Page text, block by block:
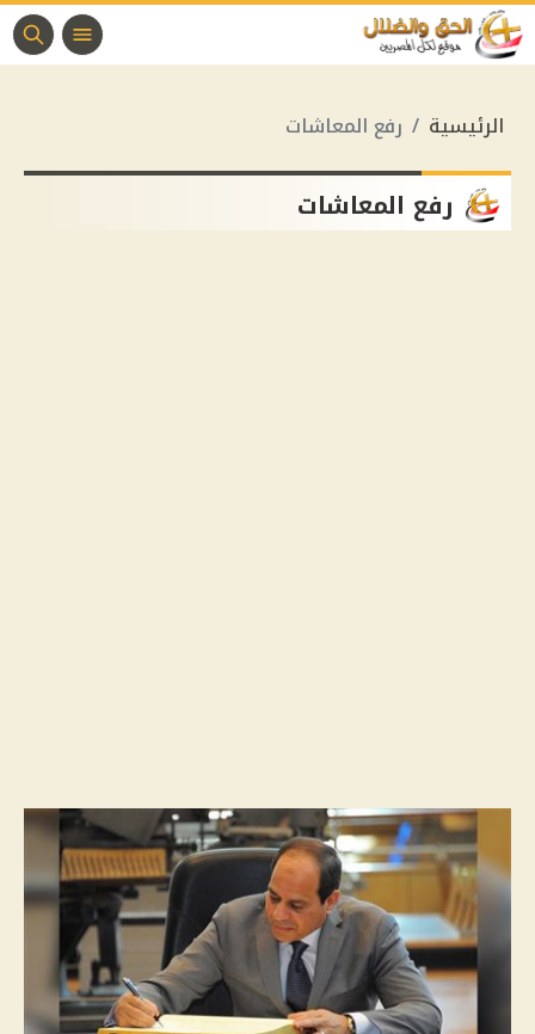
الرئيسية رفع المعاشات
رفع المعاشات